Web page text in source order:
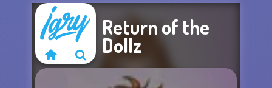
Return of the
Dollz